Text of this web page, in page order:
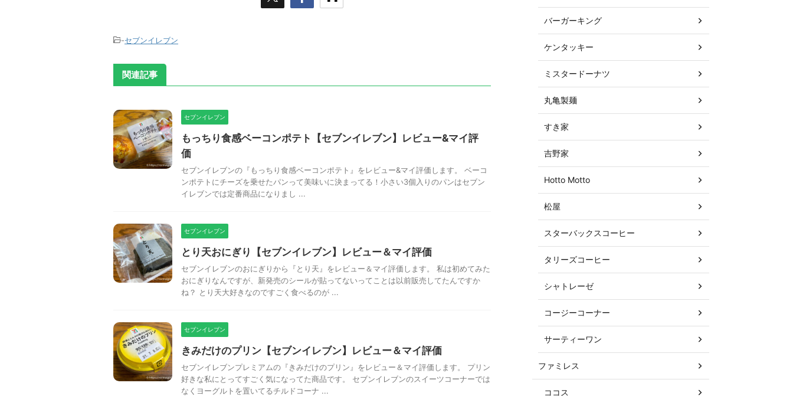
-セブンイレブン
関連記事
セブンイレブン
もっちり食感ベーコンポテト【セブンイレブン】レビュー&マイ評
価
セブンイレブンの『もっちり食感ベーコンポテト』をレビュー&マイ評価します。 ベーコ
ンポテトにチーズを乗せたパンって美味いに決まってる！小さい3個入りのパンはセブン
イレブンでは定番商品になりまし ...
セブンイレブン
とり天おにぎり【セブンイレブン】レビュー＆マイ評価
セブンイレブンのおにぎりから『とり天』をレビュー＆マイ評価します。 私は初めてみた
おにぎりなんですが、新発売のシールが貼ってないってことは以前販売してたんですか
ね？ とり天大好きなのですごく食べるのが ...
セブンイレブン
きみだけのプリン【セブンイレブン】レビュー＆マイ評価
セブンイレブンプレミアムの『きみだけのプリン』をレビュー＆マイ評価します。 プリン
好きな私にとってすごく気になってた商品です。 セブンイレブンのスイーツコーナーでは
なくヨーグルトを置いてるチルドコーナ ...
バーガーキング
ケンタッキー
ミスタードーナツ
丸亀製麺
すき家
吉野家
Hotto Motto
松屋
スターバックスコーヒー
タリーズコーヒー
シャトレーゼ
コージーコーナー
サーティーワン
ファミレス
ココス